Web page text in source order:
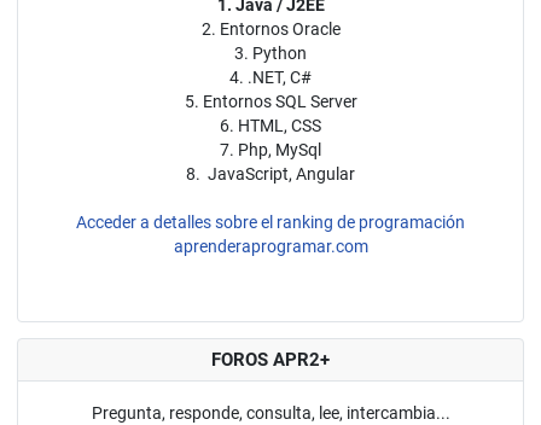
1. Java / J2EE
2. Entornos Oracle
3. Python
4. .NET, C#
5. Entornos SQL Server
6. HTML, CSS
7. Php, MySql
8. JavaScript, Angular
Acceder a detalles sobre el ranking de programación
aprenderaprogramar.com
FOROS APR2+
Pregunta, responde, consulta, lee, intercambia...